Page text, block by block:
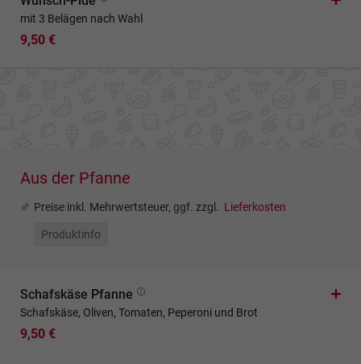
mit 3 Belägen nach Wahl
9,50 €
Aus der Pfanne
Preise inkl. Mehrwertsteuer, ggf. zzgl. Lieferkosten
Produktinfo
Schafskäse Pfanne
Schafskäse, Oliven, Tomaten, Peperoni und Brot
9,50 €